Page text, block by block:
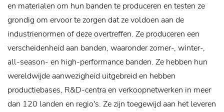
en materialen om hun banden te produceren en testen ze
grondig om ervoor te zorgen dat ze voldoen aan de
industrienormen of deze overtreffen. Ze produceren een
verscheidenheid aan banden, waaronder zomer-, winter-,
all-season- en high-performance banden. Ze hebben hun
wereldwijde aanwezigheid uitgebreid en hebben
productiebases, R&D-centra en verkoopnetwerken in meer
dan 120 landen en regio's. Ze zijn toegewijd aan het leveren